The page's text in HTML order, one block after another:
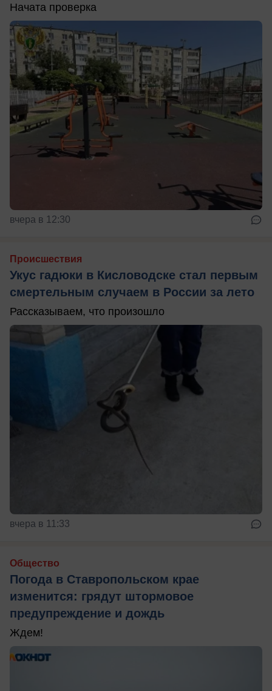
Начата проверка
вчера в 12:30
Происшествия
Укус гадюки в Кисловодске стал первым
смертельным случаем в России за лето
Рассказываем, что произошло
вчера в 11:33
Общество
Погода в Ставропольском крае
изменится: грядут штормовое
предупреждение и дождь
Ждем!